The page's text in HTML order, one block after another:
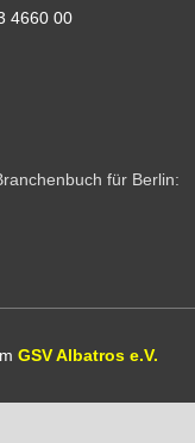
4660 00
GSV Albatros e.V.